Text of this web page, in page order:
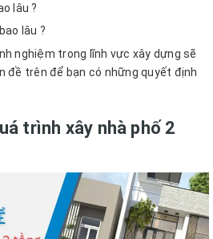
lâu ?
lâu ?
nghiệm trong lĩnh vực xây dựng sẽ
đề trên để bạn có những quyết định
trình xây nhà phố 2